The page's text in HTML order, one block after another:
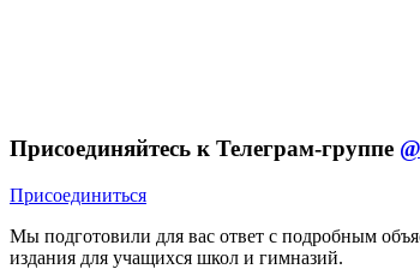
Присоединяйтесь к Телеграм-группе
Присоединиться
Мы подготовили для вас ответ c подробным
издания для учащихся школ и гимназий.